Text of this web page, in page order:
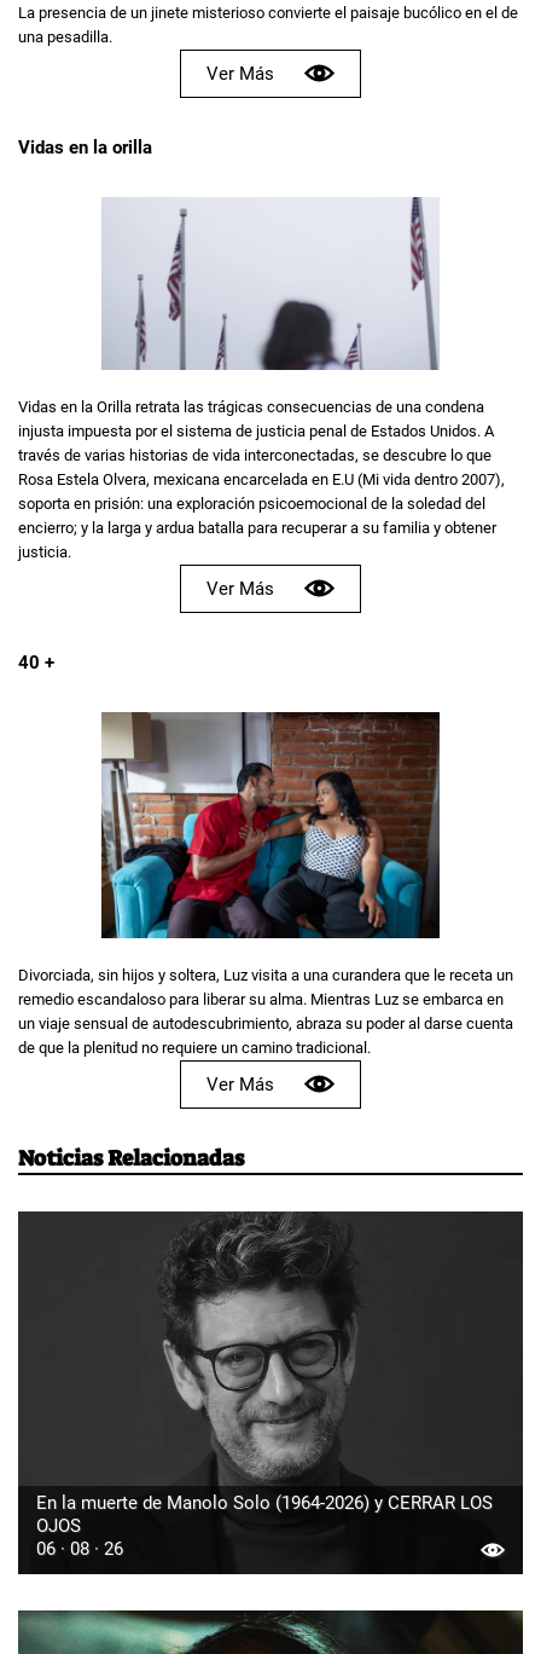
La presencia de un jinete misterioso convierte el paisaje bucólico en el de
una pesadilla.
Ver Más
Vidas en la orilla
Vidas en la Orilla retrata las trágicas consecuencias de una condena
injusta impuesta por el sistema de justicia penal de Estados Unidos. A
través de varias historias de vida interconectadas, se descubre lo que
Rosa Estela Olvera, mexicana encarcelada en E.U (Mi vida dentro 2007),
soporta en prisión: una exploración psicoemocional de la soledad del
encierro; y la larga y ardua batalla para recuperar a su familia y obtener
justicia.
Ver Más
40 +
Divorciada, sin hijos y soltera, Luz visita a una curandera que le receta un
remedio escandaloso para liberar su alma. Mientras Luz se embarca en
un viaje sensual de autodescubrimiento, abraza su poder al darse cuenta
de que la plenitud no requiere un camino tradicional.
Ver Más
Noticias Relacionadas
En la muerte de Manolo Solo (1964-2026) y CERRAR LOS
OJOS
06 · 08 · 26